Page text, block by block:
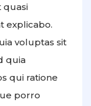
quasi
explicabo.
voluptas sit
quia
qui ratione
porro